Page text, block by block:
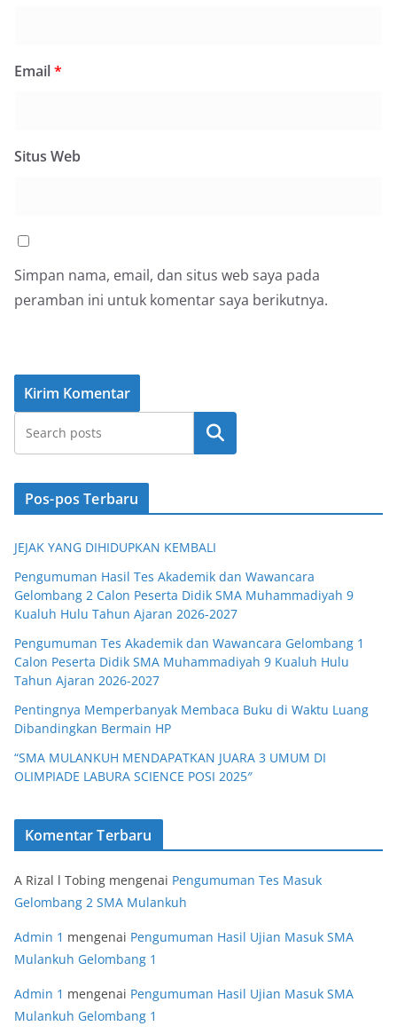
Email*
Situs Web
Simpan nama, email, dan situs web saya pada
peramban ini untuk komentar saya berikutnya.
Cari
Pos-pos Terbaru
JEJAK YANG DIHIDUPKAN KEMBALI
Pengumuman Hasil Tes Akademik dan Wawancara
Gelombang 2 Calon Peserta Didik SMA Muhammadiyah 9
Kualuh Hulu Tahun Ajaran 2026-2027
Pengumuman Tes Akademik dan Wawancara Gelombang 1
Calon Peserta Didik SMA Muhammadiyah 9 Kualuh Hulu
Tahun Ajaran 2026-2027
Pentingnya Memperbanyak Membaca Buku di Waktu Luang
Dibandingkan Bermain HP
“SMA MULANKUH MENDAPATKAN JUARA 3 UMUM DI
OLIMPIADE LABURA SCIENCE POSI 2025″
Komentar Terbaru
A Rizal l Tobing mengenai Pengumuman Tes Masuk
Gelombang 2 SMA Mulankuh
Admin 1 mengenai Pengumuman Hasil Ujian Masuk SMA
Mulankuh Gelombang 1
Admin 1 mengenai Pengumuman Hasil Ujian Masuk SMA
Mulankuh Gelombang 1